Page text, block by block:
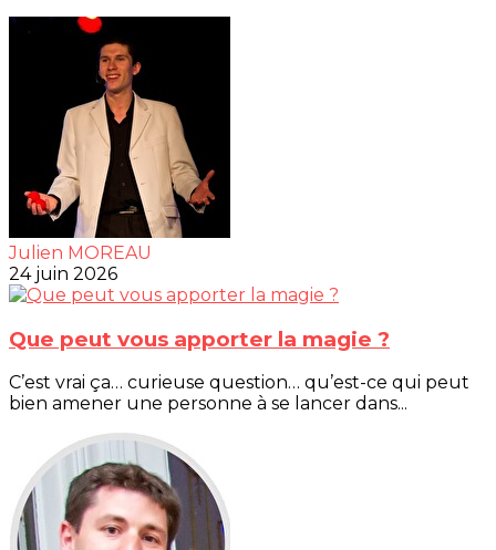
Julien MOREAU
24 juin 2026
Que peut vous apporter la magie ?
C’est vrai ça… curieuse question… qu’est-ce qui peut
bien amener une personne à se lancer dans...